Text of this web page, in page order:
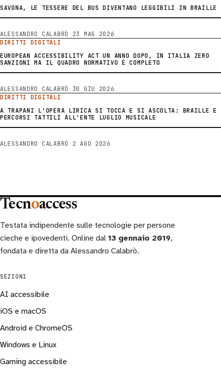
SAVONA, LE TESSERE DEL BUS DIVENTANO LEGGIBILI IN BRAILLE
ALESSANDRO CALABRÒ · 23 MAG 2026
DIRITTI DIGITALI
EUROPEAN ACCESSIBILITY ACT UN ANNO DOPO, IN ITALIA ZERO
SANZIONI MA IL QUADRO NORMATIVO È COMPLETO
ALESSANDRO CALABRÒ · 30 GIU 2026
DIRITTI DIGITALI
A TRAPANI L'OPERA LIRICA SI TOCCA E SI ASCOLTA: BRAILLE E
PERCORSI TATTILI ALL'ENTE LUGLIO MUSICALE
ALESSANDRO CALABRÒ · 2 AGO 2026
Tecnoaccess
Testata indipendente sulle tecnologie per persone
cieche e ipovedenti. Online dal 13 gennaio 2019,
fondata e diretta da Alessandro Calabrò.
SEZIONI
AI accessibile
iOS e macOS
Android e ChromeOS
Windows e Linux
Gaming accessibile